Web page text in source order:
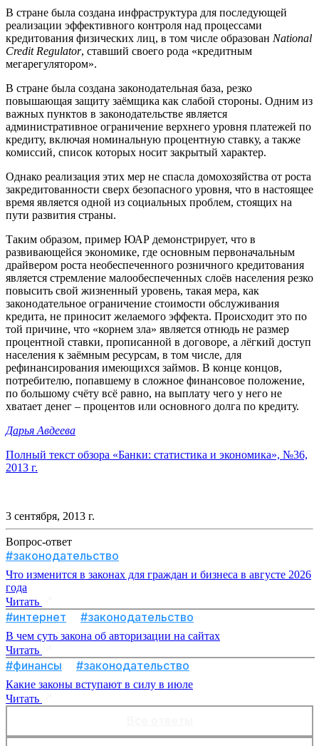
В стране была создана инфраструктура для последующей
реализации эффективного контроля над процессами
кредитования физических лиц, в том числе образован National
Credit Regulator, ставший своего рода «кредитным
мегарегулятором».
В стране была создана законодательная база, резко
повышающая защиту заёмщика как слабой стороны. Одним из
важных пунктов в законодательстве является
административное ограничение верхнего уровня платежей по
кредиту, включая номинальную процентную ставку, а также
комиссий, список которых носит закрытый характер.
Однако реализация этих мер не спасла домохозяйства от роста
закредитованности сверх безопасного уровня, что в настоящее
время является одной из социальных проблем, стоящих на
пути развития страны.
Таким образом, пример ЮАР демонстрирует, что в
развивающейся экономике, где основным первоначальным
драйвером роста необеспеченного розничного кредитования
является стремление малообеспеченных слоёв населения резко
повысить свой жизненный уровень, такая мера, как
законодательное ограничение стоимости обслуживания
кредита, не приносит желаемого эффекта. Происходит это по
той причине, что «корнем зла» является отнюдь не размер
процентной ставки, прописанной в договоре, а лёгкий доступ
населения к заёмным ресурсам, в том числе, для
рефинансирования имеющихся займов. В конце концов,
потребителю, попавшему в сложное финансовое положение,
по большому счёту всё равно, на выплату чего у него не
хватает денег – процентов или основного долга по кредиту.
Дарья Авдеева
Полный текст обзора «Банки: статистика и экономика», №36,
2013 г.
3 сентября, 2013 г.
Вопрос-ответ
#законодательство
Что изменится в законах для граждан и бизнеса в августе 2026
года
Читать
#интернет #законодательство
В чем суть закона об авторизации на сайтах
Читать
#финансы #законодательство
Какие законы вступают в силу в июле
Читать